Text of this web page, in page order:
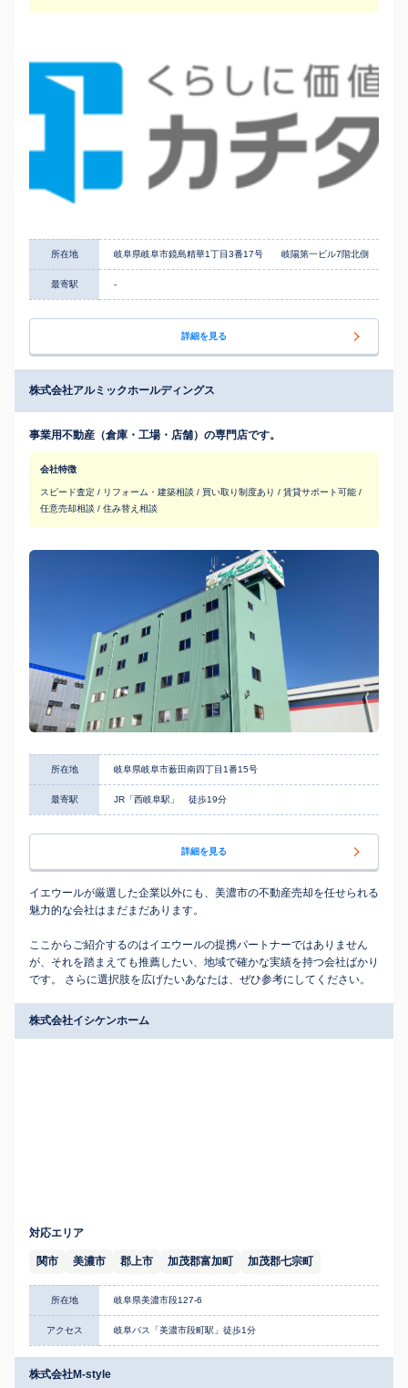
所在地 岐阜県岐阜市鏡島精華1丁目3番17号 岐陽第一ビル7階北側
最寄駅 -
詳細を見る
株式会社アルミックホールディングス
事業用不動産（倉庫・工場・店舗）の専門店です。
会社特徴
スピード査定 / リフォーム・建築相談 / 買い取り制度あり / 賃貸サポート可能 /
任意売却相談 / 住み替え相談
所在地 岐阜県岐阜市薮田南四丁目1番15号
最寄駅 JR「西岐阜駅」 徒歩19分
詳細を見る
イエウールが厳選した企業以外にも、美濃市の不動産売却を任せられる
魅力的な会社はまだまだあります。
ここからご紹介するのはイエウールの提携パートナーではありません
が、それを踏まえても推薦したい、地域で確かな実績を持つ会社ばかり
です。 さらに選択肢を広げたいあなたは、ぜひ参考にしてください。
株式会社イシケンホーム
対応エリア
関市 美濃市 郡上市 加茂郡富加町 加茂郡七宗町
所在地 岐阜県美濃市段127-6
アクセス 岐阜バス「美濃市段町駅」徒歩1分
株式会社M-style